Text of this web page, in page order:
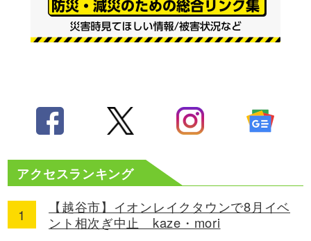
アクセスランキング
【越谷市】イオンレイクタウンで8月イベ
ント相次ぎ中止 kaze・mori